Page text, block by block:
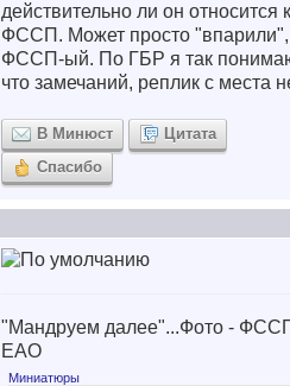
действительно ли он относится к
ФССП. Может просто "впарили",
ФССП-ый. По ГБР я так
что замечаний, реплик с места
В Минюст
Цитата
Спасибо
"Мандруем далее"...Фото -
ЕАО
Миниатюры